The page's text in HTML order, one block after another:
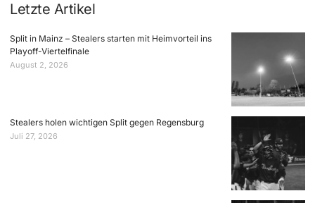
Letzte Artikel
Split in Mainz – Stealers starten mit Heimvorteil ins
Playoff-Viertelfinale
August 2, 2026
Stealers holen wichtigen Split gegen Regensburg
Juli 27, 2026